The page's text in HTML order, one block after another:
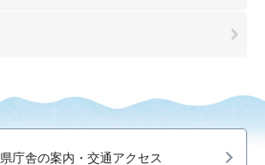
県庁舎の案内・交通アクセス